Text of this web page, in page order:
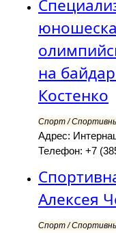
на
Костенко
Спорт /
Адрес:
Телефон: +7
Алексея
Спорт /